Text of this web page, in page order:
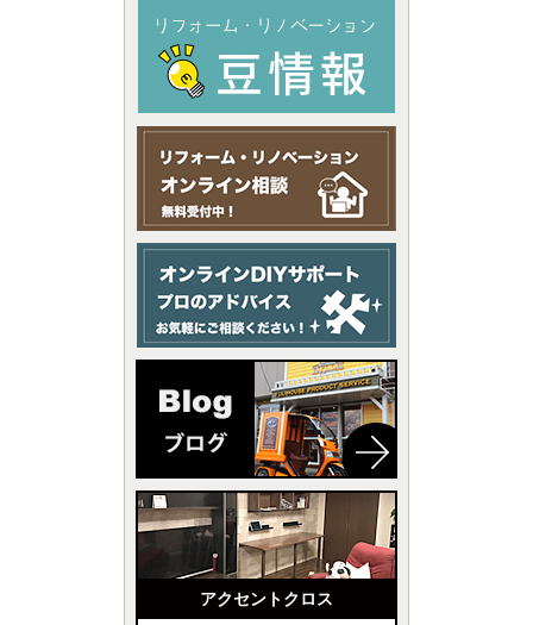
アクセントクロス